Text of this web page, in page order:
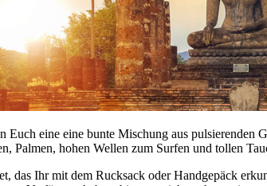
Euch eine eine bunte Mischung aus
Palmen, hohen Wellen zum Surfen und tollen
das Ihr mit dem Rucksack oder Handgepäck